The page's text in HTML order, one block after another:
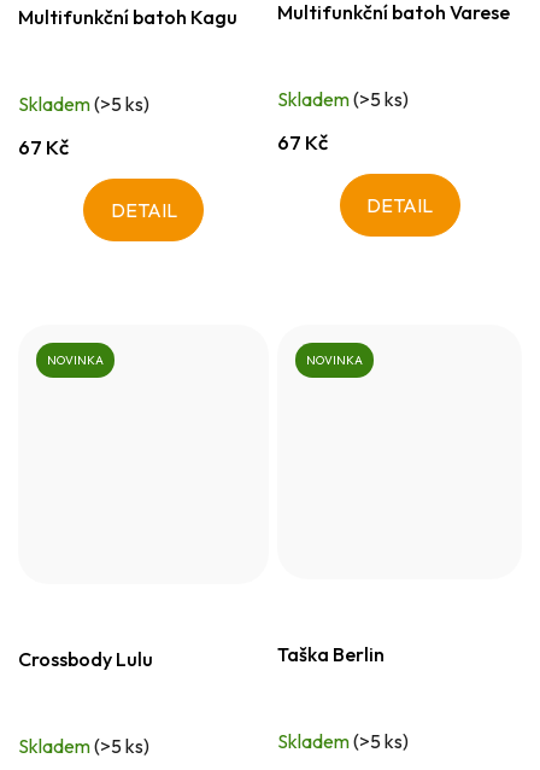
Multifunkční batoh Kagu
Skladem(>5 ks)
67 Kč
DETAIL
Multifunkční batoh Varese
Skladem(>5 ks)
67 Kč
DETAIL
NOVINKA
Crossbody Lulu
Skladem(>5 ks)
NOVINKA
Taška Berlin
Skladem(>5 ks)